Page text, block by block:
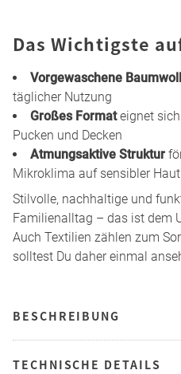
Das Wichtigste
Vorgewaschene
täglicher Nutzung
Großes Formateignet
Pucken und Decken
Atmungsaktive Struktur
Mikroklima auf sensibler Haut
Stilvolle, nachhaltige und
Familienalltag – das ist dem
Auch Textilien zählen zum
solltest Du daher einmal
BESCHREIBUNG
TECHNISCHE DETAILS